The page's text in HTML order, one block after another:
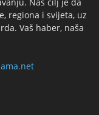
regiona i svijeta, uz
Vaš haber, naša